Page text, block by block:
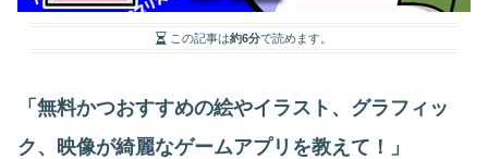
この記事は約6分で読めます。
「無料かつおすすめの絵やイラスト、グラフィッ
ク、映像が綺麗なゲームアプリを教えて！」